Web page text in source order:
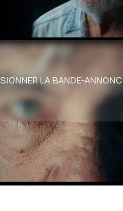
LA BANDE-
d’une rue, Hervé
dans la passion à